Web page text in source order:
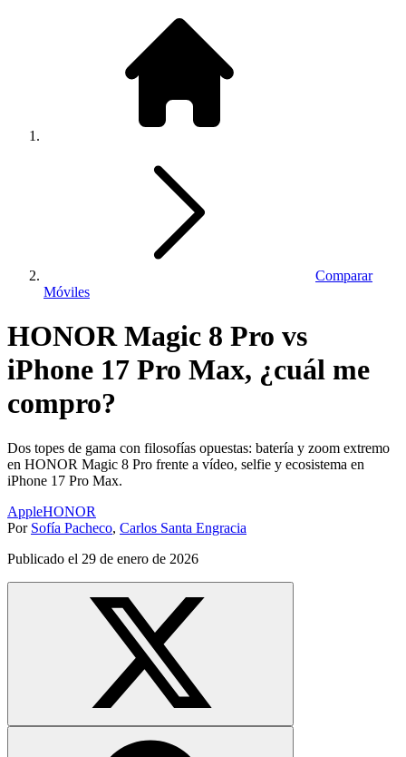
Comparar
Móviles
HONOR Magic 8 Pro vs
iPhone 17 Pro Max, ¿cuál me
compro?
Dos topes de gama con filosofías opuestas: batería y zoom extremo
en HONOR Magic 8 Pro frente a vídeo, selfie y ecosistema en
iPhone 17 Pro Max.
AppleHONOR
Por Sofía Pacheco, Carlos Santa Engracia
Publicado el 29 de enero de 2026